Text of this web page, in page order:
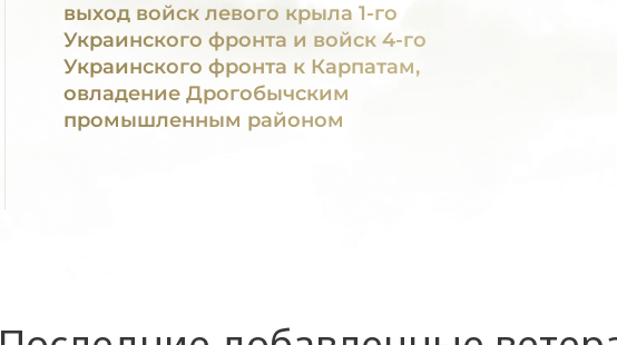
выход войск левого крыла 1-го
Украинского фронта и войск 4-го
Украинского фронта к Карпатам,
овладение Дрогобычским
промышленным районом